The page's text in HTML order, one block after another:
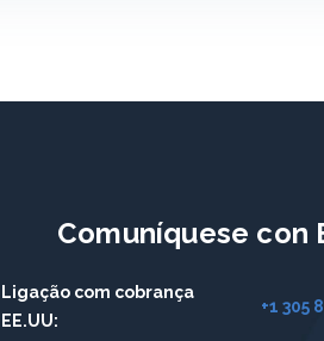
Comuníquese con
Ligação com cobrança
EE.UU:
+1 305